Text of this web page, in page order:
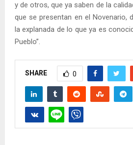
y de otros, que ya saben de la
que se presentan en el Novenario,
la explanada de lo que ya es
Pueblo”.
SHARE 0